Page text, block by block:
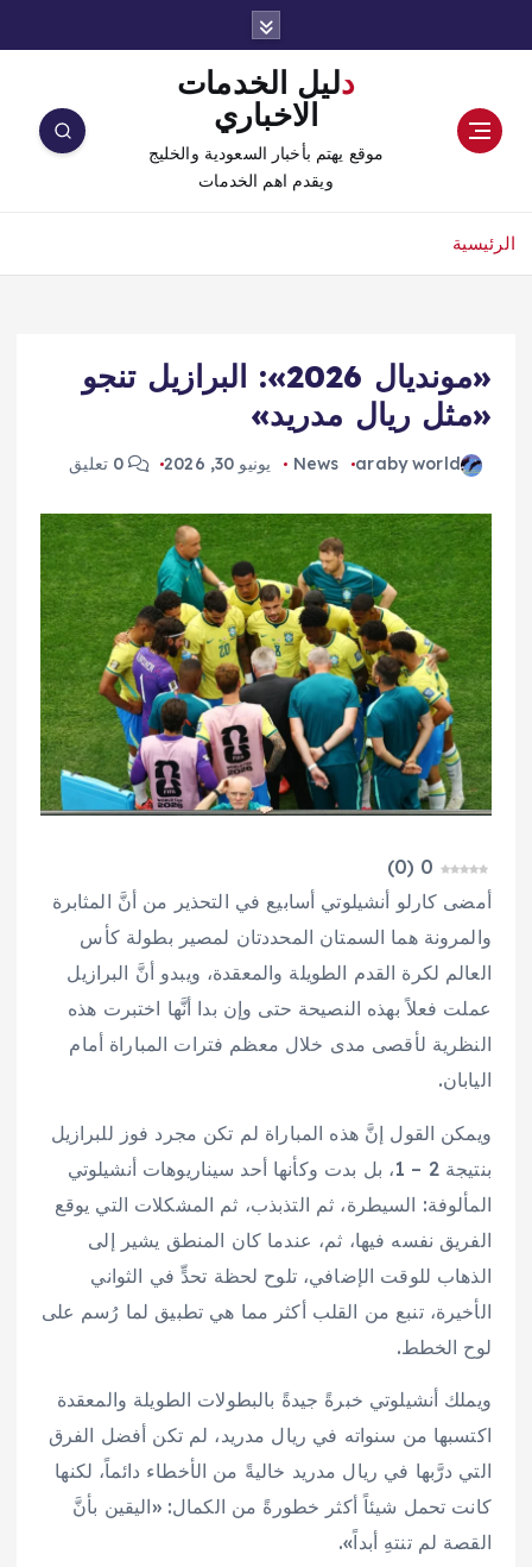
دليل الخدمات
الاخباري
موقع يهتم بأخبار السعودية والخليج
ويقدم اهم الخدمات
الرئيسية
«مونديال 2026»: البرازيل تنجو
«مثل ريال مدريد»
araby world
News يونيو 30, 2026 0 تعليق
0
(
0
)
أمضى كارلو أنشيلوتي أسابيع في التحذير من أنَّ المثابرة
والمرونة هما السمتان المحددتان لمصير بطولة كأس
العالم لكرة القدم الطويلة والمعقدة، ويبدو أنَّ البرازيل
عملت فعلاً بهذه النصيحة حتى وإن بدا أنَّها اختبرت هذه
النظرية لأقصى مدى خلال معظم فترات المباراة أمام
اليابان.
ويمكن القول إنَّ هذه المباراة لم تكن مجرد فوز للبرازيل
بنتيجة 2 – 1، بل بدت وكأنها أحد سيناريوهات أنشيلوتي
المألوفة: السيطرة، ثم التذبذب، ثم المشكلات التي يوقع
الفريق نفسه فيها، ثم، عندما كان المنطق يشير إلى
الذهاب للوقت الإضافي، تلوح لحظة تحدٍّ في الثواني
الأخيرة، تنبع من القلب أكثر مما هي تطبيق لما رُسم على
لوح الخطط.
ويملك أنشيلوتي خبرةً جيدةً بالبطولات الطويلة والمعقدة
اكتسبها من سنواته في ريال مدريد، لم تكن أفضل الفرق
التي درَّبها في ريال مدريد خاليةً من الأخطاء دائماً، لكنها
كانت تحمل شيئاً أكثر خطورةً من الكمال: «اليقين بأنَّ
القصة لم تنتهِ أبداً».